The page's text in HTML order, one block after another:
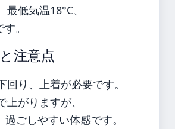
低気温18°C、
。
注意点
回り、上着が必要です。
上がりますが、
ごしやすい体感です。